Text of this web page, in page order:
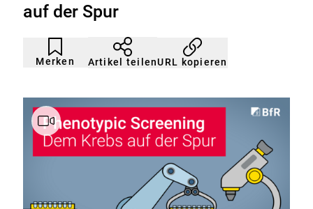
auf der Spur
Merken
Artikel
nicht
gemerkt
Durch
Klicken
der
Artikel teilenURL kopieren